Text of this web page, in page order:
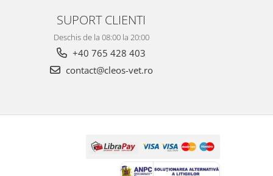
SUPORT CLIENTI
Deschis de la 08:00 la 20:00
+40 765 428 403
contact@cleos-vet.ro